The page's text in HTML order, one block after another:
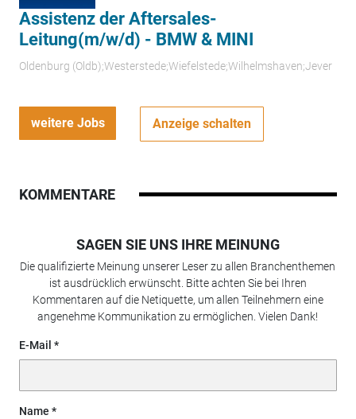
Assistenz der Aftersales-
Leitung(m/w/d) - BMW & MINI
Oldenburg (Oldb);Westerstede;Wiefelstede;Wilhelmshaven;Jever
weitere Jobs Anzeige schalten
KOMMENTARE
SAGEN SIE UNS IHRE MEINUNG
Die qualifizierte Meinung unserer Leser zu allen Branchenthemen
ist ausdrücklich erwünscht. Bitte achten Sie bei Ihren
Kommentaren auf die Netiquette, um allen Teilnehmern eine
angenehme Kommunikation zu ermöglichen. Vielen Dank!
E-Mail
Name